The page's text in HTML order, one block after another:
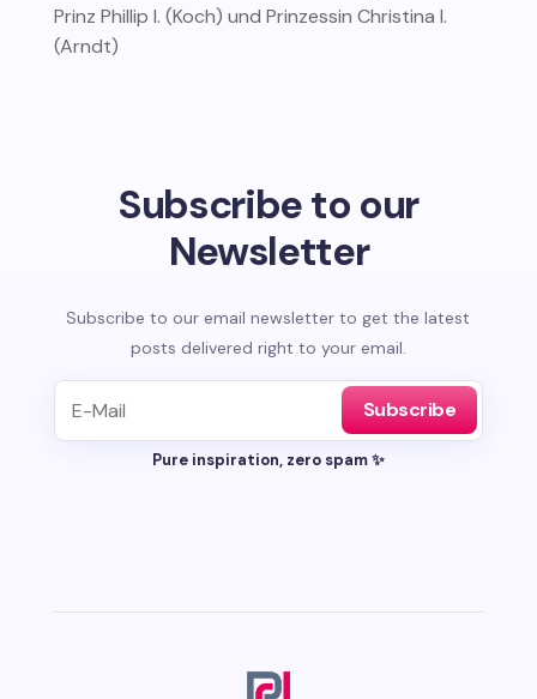
Prinz Phillip I. (Koch) und Prinzessin Christina I.
(Arndt)
Subscribe to our
Newsletter
Subscribe to our email newsletter to get the latest
posts delivered right to your email.
Subscribe
Pure inspiration, zero spam ✨